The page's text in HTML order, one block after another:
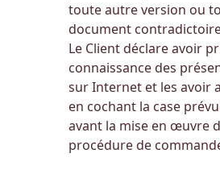
toute autre version ou
document
Le Client déclare avoir
connaissance des
sur Internet et les avoir
en cochant la case
avant la mise en œuvre
procédure de